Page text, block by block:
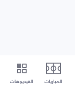
المباريات الفيديوهات